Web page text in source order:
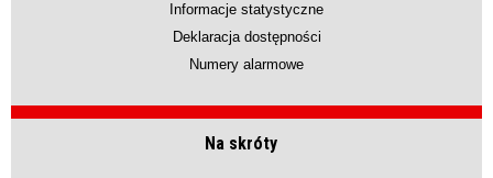
Informacje statystyczne
Deklaracja dostępności
Numery alarmowe
Na skróty